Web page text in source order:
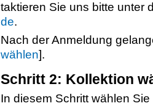
tak­tie­ren Sie uns bitte unter
de.
Nach der An­mel­dung
wäh­len].
Schritt 2: Kol­lek­ti­on
In die­sem Schritt wäh­len